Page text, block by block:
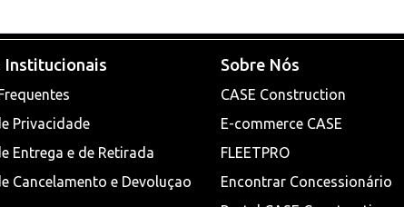
Institucionais
Privacidade
Entrega e de Retirada
Cancelamento e Devoluçao
Sobre Nós
CASE Construction
E-commerce CASE
FLEETPRO
Encontrar Concessionário